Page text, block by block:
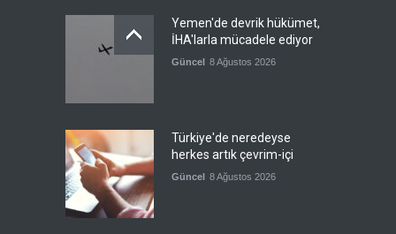
Yemen'de devrik hükümet,
İHA'larla mücadele ediyor
Güncel 8 Ağustos 2026
Türkiye'de neredeyse
herkes artık çevrim-içi
Güncel 8 Ağustos 2026